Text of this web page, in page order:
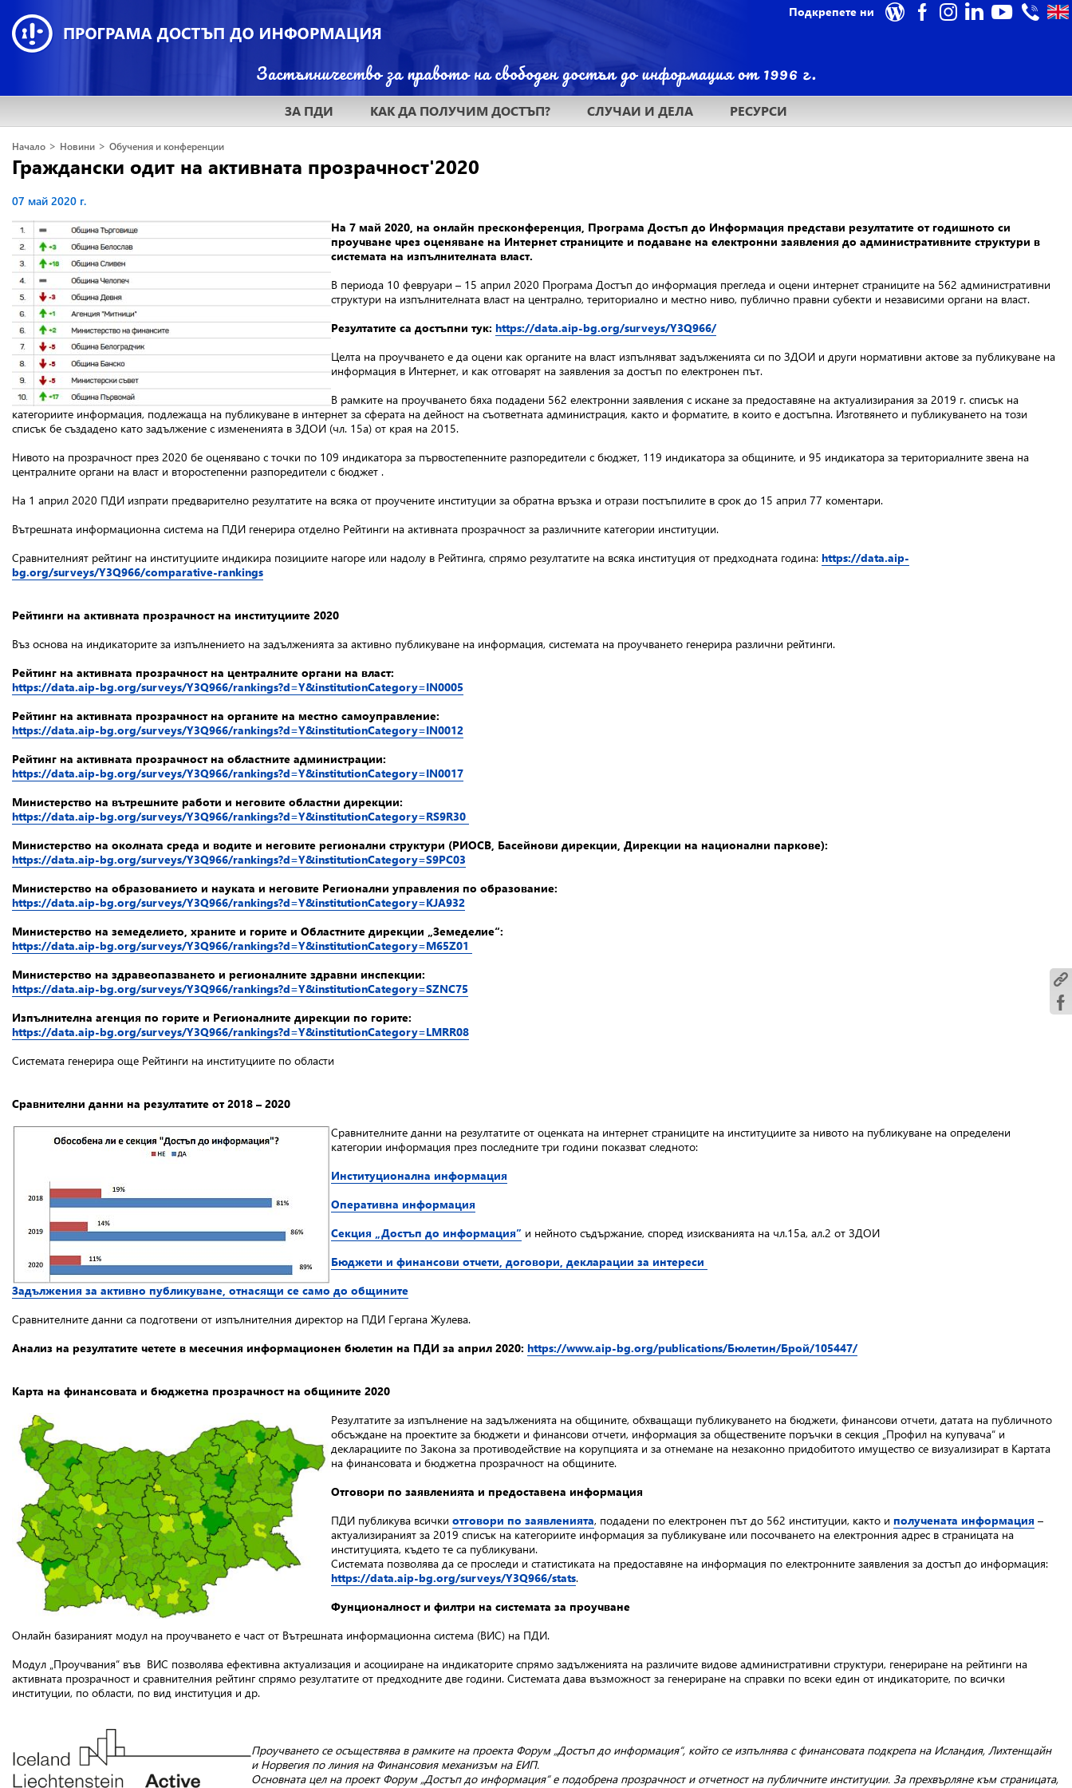
Подкрепете ни
ЗА ПДИ КАК ДА ПОЛУЧИМ ДОСТЪП? СЛУЧАИ И ДЕЛА РЕСУРСИ
Начало > Новини > Обучения и конференции
Граждански одит на активната прозрачност'2020
07 май 2020 г.
На 7 май 2020, на онлайн пресконференция, Програма Достъп до Информация представи резултатите от годишното си
проучване чрез оценяване на Интернет страниците и подаване на електронни заявления до административните структури в
системата на изпълнителната власт.
В периода 10 февруари – 15 април 2020 Програма Достъп до информация прегледа и оцени интернет страниците на 562 административни
структури на изпълнителната власт на централно, териториално и местно ниво, публично правни субекти и независими органи на власт.
Резултатите са достъпни тук: https://data.aip-bg.org/surveys/Y3Q966/
Целта на проучването е да оцени как органите на власт изпълняват задълженията си по ЗДОИ и други нормативни актове за публикуване на
информация в Интернет, и как отговарят на заявления за достъп по електронен път.
В рамките на проучването бяха подадени 562 електронни заявления с искане за предоставяне на актуализирания за 2019 г. списък на
категориите информация, подлежаща на публикуване в интернет за сферата на дейност на съответната администрация, както и форматите, в които е достъпна. Изготвянето и публикуването на този
списък бе създадено като задължение с измененията в ЗДОИ (чл. 15а) от края на 2015.
Нивото на прозрачност през 2020 бе оценявано с точки по 109 индикатора за първостепенните разпоредители с бюджет, 119 индикатора за общините, и 95 индикатора за териториалните звена на
централните органи на власт и второстепенни разпоредители с бюджет .
На 1 април 2020 ПДИ изпрати предварително резултатите на всяка от проучените институции за обратна връзка и отрази постъпилите в срок до 15 април 77 коментари.
Вътрешната информационна система на ПДИ генерира отделно Рейтинги на активната прозрачност за различните категории институции.
Сравнителният рейтинг на институциите индикира позициите нагоре или надолу в Рейтинга, спрямо резултатите на всяка институция от предходната година: https://data.aip-
bg.org/surveys/Y3Q966/comparative-rankings
Рейтинги на активната прозрачност на институциите 2020
Въз основа на индикаторите за изпълнението на задълженията за активно публикуване на информация, системата на проучването генерира различни рейтинги.
Рейтинг на активната прозрачност на централните органи на власт:
https://data.aip-bg.org/surveys/Y3Q966/rankings?d=Y&institutionCategory=IN0005
Рейтинг на активната прозрачност на органите на местно самоуправление:
https://data.aip-bg.org/surveys/Y3Q966/rankings?d=Y&institutionCategory=IN0012
Рейтинг на активната прозрачност на областните администрации:
https://data.aip-bg.org/surveys/Y3Q966/rankings?d=Y&institutionCategory=IN0017
Министерство на вътрешните работи и неговите областни дирекции:
https://data.aip-bg.org/surveys/Y3Q966/rankings?d=Y&institutionCategory=RS9R30
Министерство на околната среда и водите и неговите регионални структури (РИОСВ, Басейнови дирекции, Дирекции на национални паркове):
https://data.aip-bg.org/surveys/Y3Q966/rankings?d=Y&institutionCategory=S9PC03
Министерство на образованието и науката и неговите Регионални управления по образование:
https://data.aip-bg.org/surveys/Y3Q966/rankings?d=Y&institutionCategory=KJA932
Министерство на земеделието, храните и горите и Областните дирекции „Земеделие“:
https://data.aip-bg.org/surveys/Y3Q966/rankings?d=Y&institutionCategory=M65Z01
Министерство на здравеопазването и регионалните здравни инспекции:
https://data.aip-bg.org/surveys/Y3Q966/rankings?d=Y&institutionCategory=SZNC75
Изпълнителна агенция по горите и Регионалните дирекции по горите:
https://data.aip-bg.org/surveys/Y3Q966/rankings?d=Y&institutionCategory=LMRR08
Системата генерира още Рейтинги на институциите по области
Сравнителни данни на резултатите от 2018 – 2020
Сравнителните данни на резултатите от оценката на интернет страниците на институциите за нивото на публикуване на определени
категории информация през последните три години показват следното:
Институционална информация
Оперативна информация
Секция „Достъп до информация” и нейното съдържание, според изискванията на чл.15а, ал.2 от ЗДОИ
Бюджети и финансови отчети, договори, декларации за интереси
Задължения за активно публикуване, отнасящи се само до общините
Сравнителните данни са подготвени от изпълнителния директор на ПДИ Гергана Жулева.
Анализ на резултатите четете в месечния информационен бюлетин на ПДИ за април 2020: https://www.aip-bg.org/publications/Бюлетин/Брой/105447/
Карта на финансовата и бюджетна прозрачност на общините 2020
Резултатите за изпълнение на задълженията на общините, обхващащи публикуването на бюджети, финансови отчети, датата на публичното
обсъждане на проектите за бюджети и финансови отчети, информация за обществените поръчки в секция „Профил на купувача“ и
декларациите по Закона за противодействие на корупцията и за отнемане на незаконно придобитото имущество се визуализират в Картата
на финансовата и бюджетна прозрачност на общините.
Отговори по заявленията и предоставена информация
ПДИ публикува всички отговори по заявленията, подадени по електронен път до 562 институции, както и получената информация –
актуализираният за 2019 списък на категориите информация за публикуване или посочването на електронния адрес в страницата на
институцията, където те са публикувани.
Системата позволява да се проследи и статистиката на предоставяне на информация по електронните заявления за достъп до информация:
https://data.aip-bg.org/surveys/Y3Q966/stats.
Фунционалност и филтри на системата за проучване
Онлайн базираният модул на проучването е част от Вътрешната информационна система (ВИС) на ПДИ.
Mодул „Проучвания“ във ВИС позволява ефективна актуализация и асоцииране на индикаторите спрямо задълженията на различите видове административни структури, генериране на рейтинги на
активната прозрачност и сравнителния рейтинг спрямо резултатите от предходните две години. Системата дава възможност за генериране на справки по всеки един от индикаторите, по всички
институции, по области, по вид институция и др.
Проучването се осъществява в рамките на проекта Форум „Достъп до информация“, който се изпълнява с финансовата подкрепа на Исландия, Лихтенщайн
и Норвегия по линия на Финансовия механизъм на ЕИП.
Основната цел на проект Форум „Достъп до информация“ е подобрена прозрачност и отчетност на публичните институции. За прехвърляне към страницата,